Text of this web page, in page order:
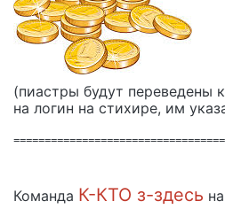
(пиастры будут переведены
на логин на стихире, им
Команда К-КТО з-здесь